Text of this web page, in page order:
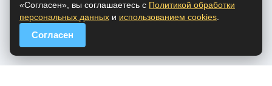
«Согласен», вы соглашаетесь с Политикой обработки
персональных данных и использованием cookies
Согласен